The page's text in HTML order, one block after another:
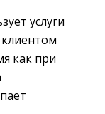
услуги
клиентом
как при